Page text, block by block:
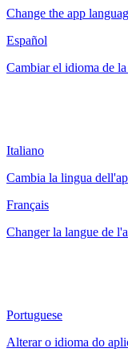
Change the app
Español
Cambiar el idioma de
Italiano
Cambia la lingua
Français
Changer la langue de
Portuguese
Alterar o idioma do